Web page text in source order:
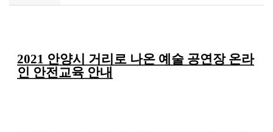
2021 안양시 거리로 나온 예술 공연장 온라
인 안전교육 안내